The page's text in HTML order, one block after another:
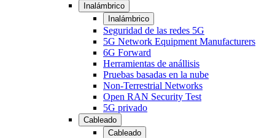
Inalámbrico
Inalámbrico
Seguridad de las redes 5G
5G Network Equipment Manufacturers
6G Forward
Herramientas de anállisis
Pruebas basadas en la nube
Non-Terrestrial Networks
Open RAN Security Test
5G privado
Cableado
Cableado